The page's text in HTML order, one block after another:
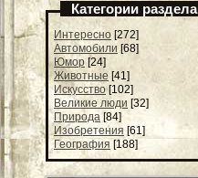
Категории раздела
Интересно [272]
Автомобили [68]
Юмор [24]
Животные [41]
Искусство [102]
Великие люди [32]
Природа [84]
Изобретения [61]
География [188]